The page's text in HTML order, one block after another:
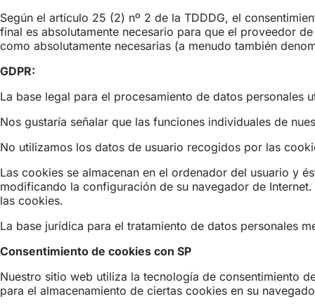
Según el artículo 25 (2) nº 2 de la TDDDG, el
final es absolutamente necesario para que el proveedor
como absolutamente necesarias (a menudo también
GDPR:
La base legal para el procesamiento de datos
Nos gustaría señalar que las funciones individuales de
No utilizamos los datos de usuario recogidos por las
Las cookies se almacenan en el ordenador del usuario y
modificando la configuración de su navegador de
las cookies.
La base jurídica para el tratamiento de datos personales
Consentimiento de cookies con SP
Nuestro sitio web utiliza la tecnología de consentimiento
para el almacenamiento de ciertas cookies en su